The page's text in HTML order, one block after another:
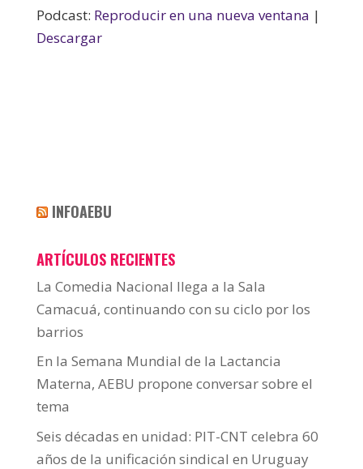
Podcast: Reproducir en una nueva ventana |
Descargar
INFOAEBU
ARTÍCULOS RECIENTES
La Comedia Nacional llega a la Sala
Camacuá, continuando con su ciclo por los
barrios
En la Semana Mundial de la Lactancia
Materna, AEBU propone conversar sobre el
tema
Seis décadas en unidad: PIT-CNT celebra 60
años de la unificación sindical en Uruguay